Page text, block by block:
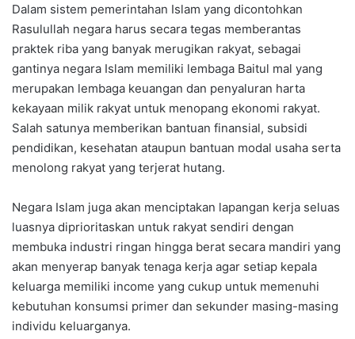
Dalam sistem pemerintahan Islam yang dicontohkan
Rasulullah negara harus secara tegas memberantas
praktek riba yang banyak merugikan rakyat, sebagai
gantinya negara Islam memiliki lembaga Baitul mal yang
merupakan lembaga keuangan dan penyaluran harta
kekayaan milik rakyat untuk menopang ekonomi rakyat.
Salah satunya memberikan bantuan finansial, subsidi
pendidikan, kesehatan ataupun bantuan modal usaha serta
menolong rakyat yang terjerat hutang.
Negara Islam juga akan menciptakan lapangan kerja seluas
luasnya diprioritaskan untuk rakyat sendiri dengan
membuka industri ringan hingga berat secara mandiri yang
akan menyerap banyak tenaga kerja agar setiap kepala
keluarga memiliki income yang cukup untuk memenuhi
kebutuhan konsumsi primer dan sekunder masing-masing
individu keluarganya.